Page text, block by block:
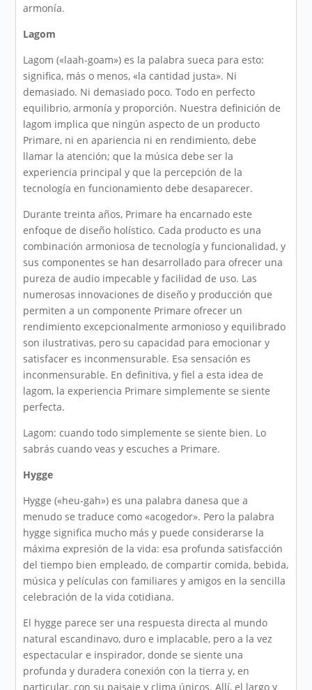
armonía.
Lagom
Lagom («laah-goam») es la palabra sueca para esto:
significa, más o menos, «la cantidad justa». Ni
demasiado. Ni demasiado poco. Todo en perfecto
equilibrio, armonía y proporción. Nuestra definición de
lagom implica que ningún aspecto de un producto
Primare, ni en apariencia ni en rendimiento, debe
llamar la atención; que la música debe ser la
experiencia principal y que la percepción de la
tecnología en funcionamiento debe desaparecer.
Durante treinta años, Primare ha encarnado este
enfoque de diseño holístico. Cada producto es una
combinación armoniosa de tecnología y funcionalidad, y
sus componentes se han desarrollado para ofrecer una
pureza de audio impecable y facilidad de uso. Las
numerosas innovaciones de diseño y producción que
permiten a un componente Primare ofrecer un
rendimiento excepcionalmente armonioso y equilibrado
son ilustrativas, pero su capacidad para emocionar y
satisfacer es inconmensurable. Esa sensación es
inconmensurable. En definitiva, y fiel a esta idea de
lagom, la experiencia Primare simplemente se siente
perfecta.
Lagom: cuando todo simplemente se siente bien. Lo
sabrás cuando veas y escuches a Primare.
Hygge
Hygge («heu-gah») es una palabra danesa que a
menudo se traduce como «acogedor». Pero la palabra
hygge significa mucho más y puede considerarse la
máxima expresión de la vida: esa profunda satisfacción
del tiempo bien empleado, de compartir comida, bebida,
música y películas con familiares y amigos en la sencilla
celebración de la vida cotidiana.
El hygge parece ser una respuesta directa al mundo
natural escandinavo, duro e implacable, pero a la vez
espectacular e inspirador, donde se siente una
profunda y duradera conexión con la tierra y, en
particular, con su paisaje y clima únicos. Allí, el largo y